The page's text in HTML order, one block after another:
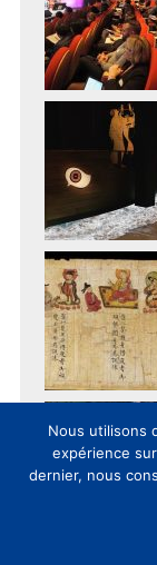
Nous utilisons
expérience
dernier, nous